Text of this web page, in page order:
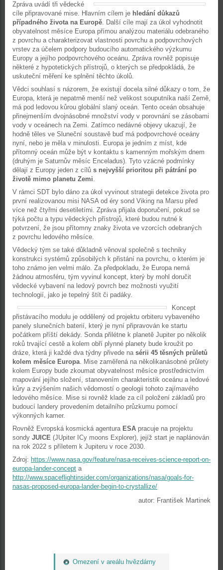
Omezení v areálu hvězdárny
Zpráva uvádí tři vědecké
cíle připravované mise. Hlavním cílem je hledání důkazů
případného života na Europě. Další cíle mají za úkol vyhodnotit
obyvatelnost měsíce Europa přímou analýzou materiálu odebraného
z povrchu a charakterizovat vlastnosti povrchu a podpovrchových
vrstev za účelem podpory budoucího automatického výzkumu
Europy a jejího podpovrchového oceánu. Zpráva rovněž popisuje
některé z hypotetických přístrojů, o kterých se předpokládá, že
uskuteční měření ke splnění těchto úkolů.
Vědci souhlasí s názorem, že existují docela silné důkazy o tom, že
Europa, která je nepatrně menší než velikost souputníka naší Země,
má pod ledovou kůrou globální slaný oceán. Tento oceán obsahuje
přinejmenším dvojnásobné množství vody v porovnání se zásobami
vody v oceánech na Zemi. Zatímco nedávné objevy ukazují, že
hodně těles ve Sluneční soustavě buď má podpovrchové oceány
nyní, nebo je měla v minulosti. Europa je jedním z míst, kde
přítomný oceán může být v kontaktu s kamenným mořským dnem
(druhým je Saturnův měsíc Enceladus). Tyto vzácné podmínky
dělají z Europy jeden z cílů s nejvyšší prioritou při pátrání po
životě mimo planetu Zemi.
V rámci SDT bylo dáno za úkol vyvinout strategii detekce života pro
první realizovanou misi NASA od éry sond Viking na Marsu před
více než čtyřmi desetiletími. Zpráva přijala doporučení, pokud se
týká počtu a typu vědeckých přístrojů, které budou nutné k
potvrzení, že jsou přítomny znaky života ve vzorcích odebraných
z povrchu ledového měsíce.
Vědecký tým se také důkladně věnoval společně s techniky
konstrukci systémů způsobilých k přistání na povrchu, o kterém je
toho známo jen velmi málo. Za předpokladu, že Europa nemá
žádnou atmosféru, tým vyvinul koncept, který by mohl doručit
vědecké vybavení na ledový povrch bez možnosti využití
technologií, jako je tepelný štít či padáky.
Koncept
přistávacího modulu je oddělený od projektu orbiteru vybaveného
panely slunečních baterií, který je nyní připravován ke startu
počátkem příští dekády. Sonda přilétne k planetě Jupiter po několik
roků trvající cestě a kolem obří plynné planety bude kroužit po
dráze, která ji každé dva týdny přivede na sérii 45 těsných průletů
kolem měsíce Europa. Mise zaměřená na několikanásobné průlety
kolem Europy bude zkoumat obyvatelnost měsíce prostřednictvím
mapování jejího složení, stanovením charakteristik oceánu a ledové
kůry a zvýšením našich vědomostí o geologii tohoto zajímavého
ledového měsíce. Mise si rovněž klade za cíl položení základů pro
budoucí landery provedením detailního průzkumu pomocí
výkonných kamer.
Rovněž Evropská kosmická agentura ESA pracuje na projektu
sondy JUICE (JUpiter ICy moons Explorer), jejíž start je naplánován
na rok 2022 s příletem k Jupiteru v roce 2030.
Zdroj: https://www.nasa.gov/feature/nasa-receives-science-report-on-
europa-lander-concept a
http://www.spaceflightinsider.com/organizations/nasa/goals-for-
nasas-proposed-europa-lander-begin-to-crystallize/
autor: František Martinek